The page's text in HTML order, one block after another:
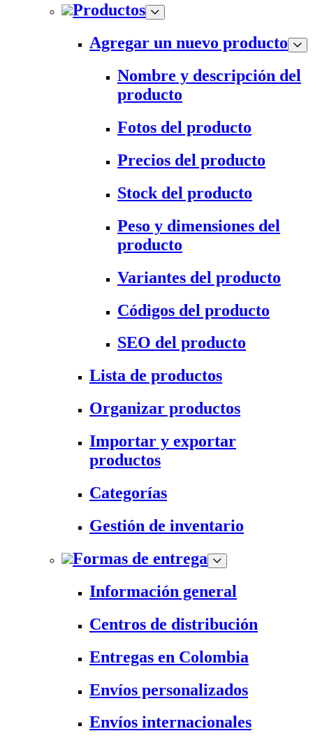
Productos
Agregar un nuevo producto
Nombre y descripción del
producto
Fotos del producto
Precios del producto
Stock del producto
Peso y dimensiones del
producto
Variantes del producto
Códigos del producto
SEO del producto
Lista de productos
Organizar productos
Importar y exportar
productos
Categorías
Gestión de inventario
Formas de entrega
Información general
Centros de distribución
Entregas en Colombia
Envíos personalizados
Envíos internacionales